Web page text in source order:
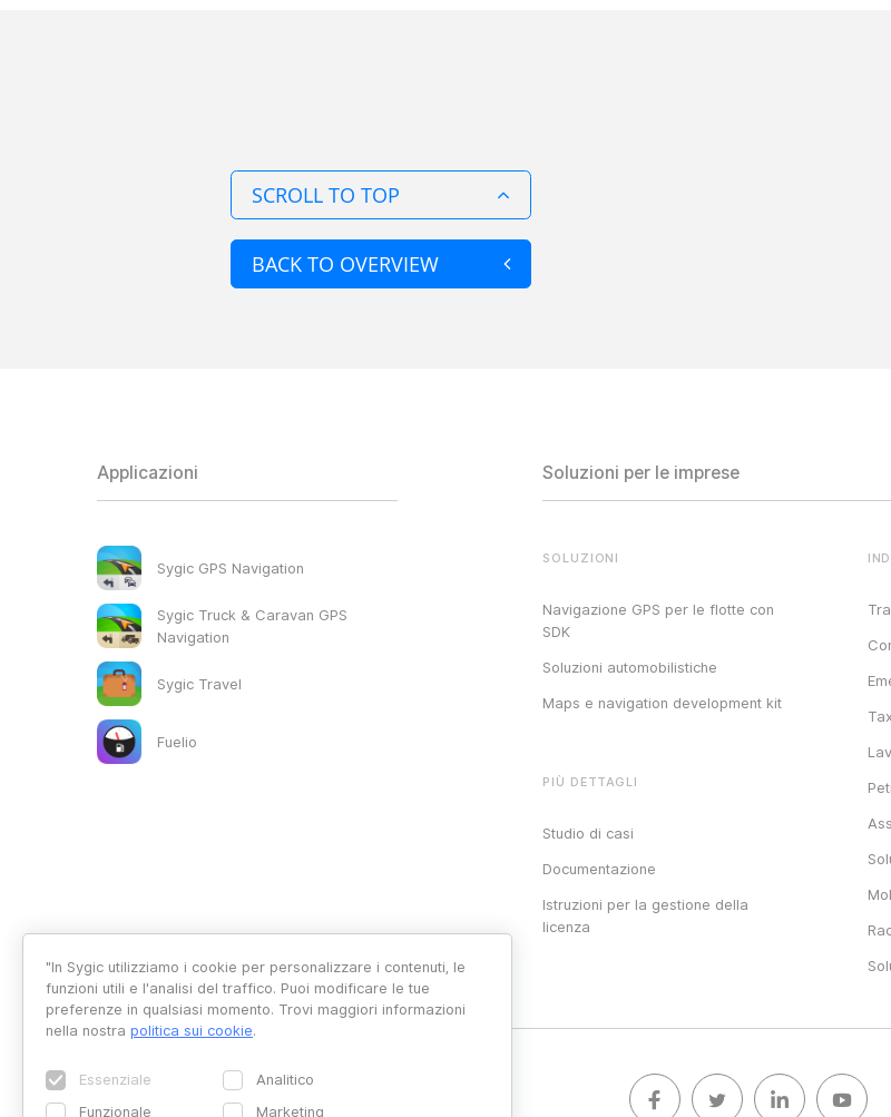
SCROLL TO TOP
BACK TO OVERVIEW
Applicazioni
Sygic GPS Navigation
Sygic Truck & Caravan GPS
Navigation
Sygic Travel
Fuelio
Soluzioni per le imprese
SOLUZIONI
Navigazione GPS per le flotte con
SDK
Soluzioni automobilistiche
Maps e navigation development kit
PIÙ DETTAGLI
Studio di casi
Documentazione
Istruzioni per la gestione della
licenza
"In Sygic utilizziamo i cookie per personalizzare i contenuti, le
funzioni utili e l'analisi del traffico. Puoi modificare le tue
preferenze in qualsiasi momento. Trovi maggiori informazioni
nella nostra politica sui cookie.
Essenziale
Analitico
Funzionale
Marketing